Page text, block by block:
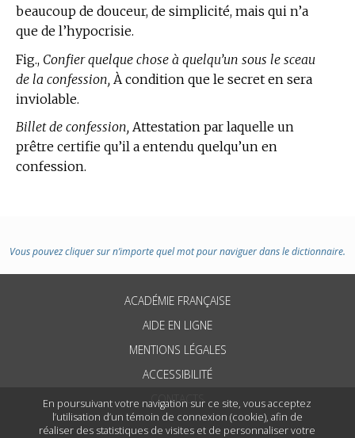
En poursuivant votre navigation sur ce site, vous acceptez
l’utilisation d’un témoin de connexion (cookie), afin de
réaliser des statistiques de visites et de personnaliser votre
beaucoup de douceur, de simplicité, mais qui n’a
que de l’hypocrisie.
Fig., Confier quelque chose à quelqu’un sous le sceau
de la confession, À condition que le secret en sera
inviolable.
Billet de confession, Attestation par laquelle un
prêtre certifie qu’il a entendu quelqu’un en
confession.
Vous pouvez cliquer sur n’importe quel mot pour naviguer dans le dictionnaire.
ACADÉMIE FRANÇAISE
AIDE EN LIGNE
MENTIONS LÉGALES
ACCESSIBILITÉ
CONTACTS